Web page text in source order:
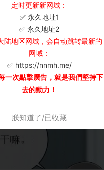
定时更新新网域：
✅ 永久地址1
✅ 永久地址2
陆地区网域，会自动跳转最新的
网域：
✅ https://nnmh.me/
一次點擊廣告，就是我們堅持下
去的動力！
朕知道了/已收藏